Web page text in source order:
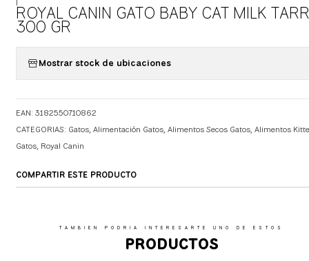
ROYAL CANIN GATO BABY CAT MILK
300 GR
Mostrar stock de ubicaciones
EAN: 3182550710862
CATEGORIAS: Gatos,Alimentación Gatos,Alimentos Secos Gatos,Alimentos
Gatos, Royal Canin
COMPARTIR ESTE PRODUCTO
TAMBIEN PODRIA INTERESARTE UNO DE ESTOS
PRODUCTOS